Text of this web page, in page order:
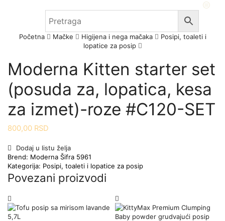
Početna Mačke Higijena i nega mačaka
Posipi, toaleti i
lopatice za posip
Moderna Kitten starter set
(posuda za, lopatica, kesa
za izmet)-roze #C120-SET
800,00 RSD
Dodaj u listu želja
Brend: Moderna Šifra 5961
Kategorija: Posipi, toaleti i lopatice za posip
Povezani proizvodi